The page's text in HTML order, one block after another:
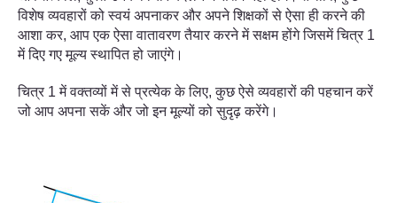
विशेष व्यवहारों को स्वयं अपनाकर और अपने शिक्षकों से ऐसा ही करने की
आशा कर, आप एक ऐसा वातावरण तैयार करने में सक्षम होंगे जिसमें चित्र 1
में दिए गए मूल्य स्थापित हो जाएंगे।
चित्र 1 में वक्तव्यों में से प्रत्येक के लिए, कुछ ऐसे व्यवहारों की पहचान करें
जो आप अपना सकें और जो इन मूल्यों को सुदृढ़ करेंगे।